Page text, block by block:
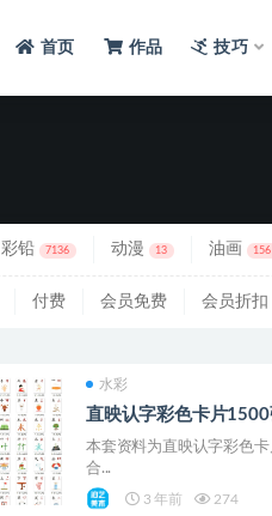
首页 作品 技巧
彩铅 7136 动漫 13 油画 156
付费 会员免费 会员折扣
水彩
直映认字彩色卡片1500
本套资料为直映认字彩色
合...
3 年前 274